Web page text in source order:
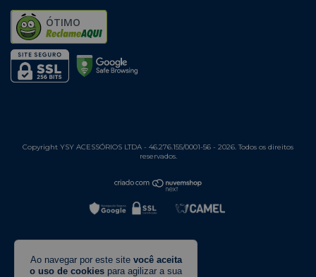
Ao navegar por este site você aceita
o uso de cookies para agilizar a sua
ÓTIMO
Copyright YSY ACESSÓRIOS LTDA - 46.276.155/0001-56 - 2026. Todos os direitos
reservados.